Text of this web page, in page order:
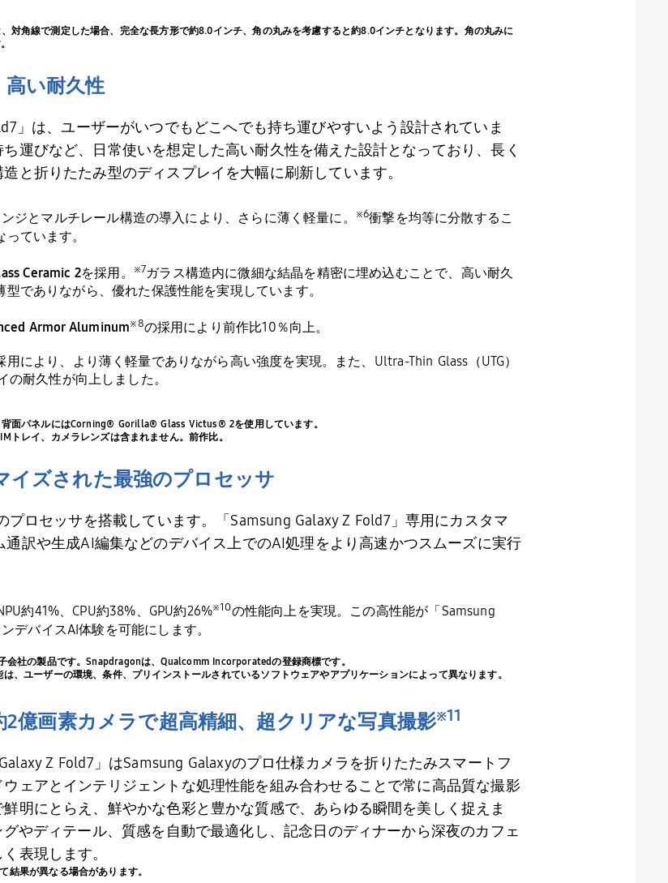
対角線で測定した場合、完全な長方形で約8.0インチ、角の丸みを考慮すると約8.0インチとなります。角の丸みに
い耐久性
」は、ユーザーがいつでもどこへでも持ち運びやすいよう設計されていま
運びなど、日常使いを想定した高い耐久性を備えた設計となっており、長く
と折りたたみ型のディスプレイを大幅に刷新しています。
ジとマルチレール構造の導入により、さらに薄く軽量に。 ※6衝撃を均等に分散するこ
ています。
Ceramic 2を採用。 ※7ガラス構造内に微細な結晶を精密に埋め込むことで、高い耐久
でありながら、優れた保護性能を実現しています。
Armor Aluminum※8の採用により前作比10 ％向上。
により、より薄く軽量でありながら高い強度を実現。また、 Ultra-Thin Glass （UTG）
の耐久性が向上しました。
面パネルにはCorning® Gorilla® Glass Victus® 2を使用しています。
レイ、カメラレンズは含まれません。前作比。
イズされた最強のプロセッサ
プロセッサを搭載しています。「 Samsung Galaxy Z Fold7 」専用にカスタマ
通訳や生成AI編集などのデバイス上でのAI処理をより高速かつスムーズに実行
約41%、CPU約38%、 GPU約26%※10の性能向上を実現。この高性能が「 Samsung
デバイスAI体験を可能にします。
社の製品です。Snapdragonは、Qualcomm Incorporatedの登録商標です。
、ユーザーの環境、条件、プリインストールされているソフトウェアやアプリケーションによって異なります。
2億画素カメラで超高精細、超クリアな写真撮影※11
Z Fold7」 はSamsung Galaxyのプロ仕様カメラを折りたたみスマートフ
ェアとインテリジェントな処理性能を組み合わせることで常に高品質な撮影
明にとらえ、鮮やかな色彩と豊かな質感で、あらゆる瞬間を美しく捉えま
やディテール、質感を自動で最適化し、記念日のディナーから深夜のカフェ
表現します。
結果が異なる場合があります。